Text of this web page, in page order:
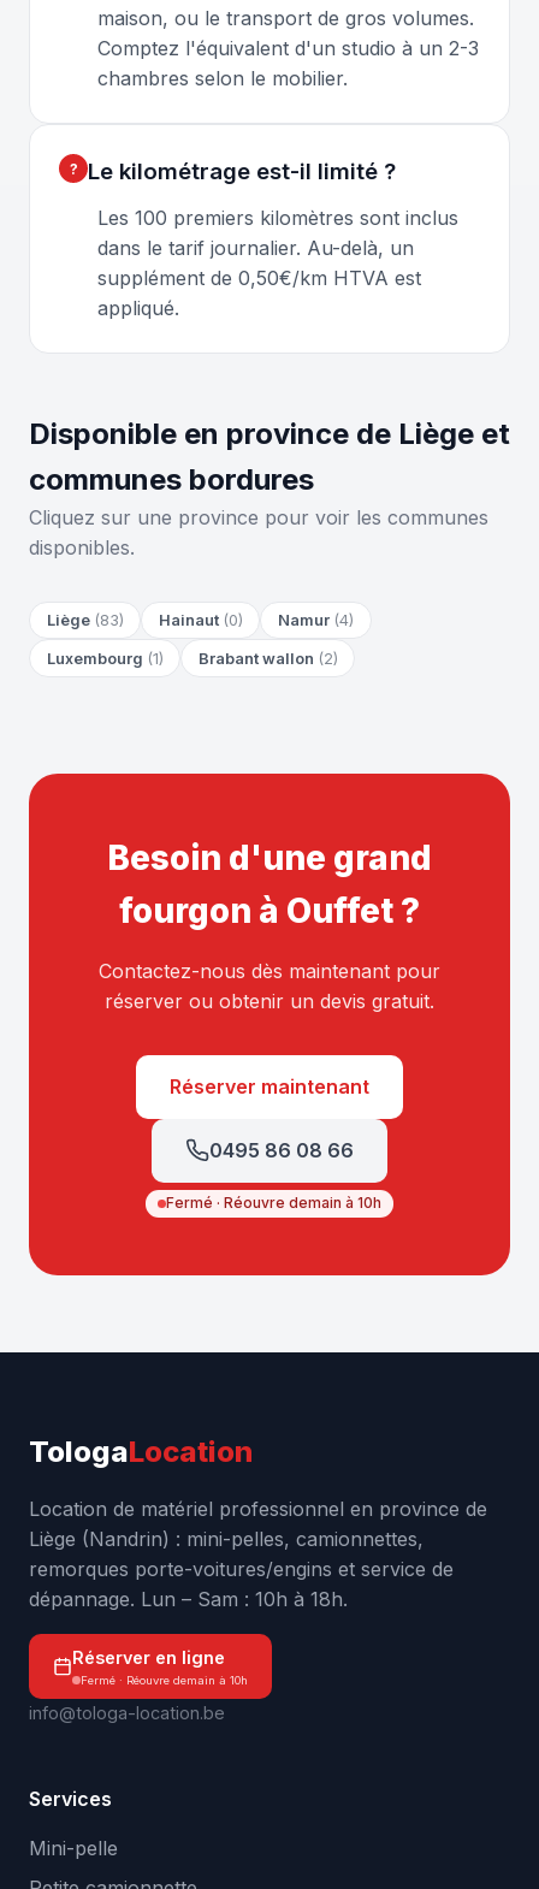
maison, ou le transport de gros volumes.
Comptez l'équivalent d'un studio à un 2-3
chambres selon le mobilier.
Le kilométrage est-il limité ?
Les 100 premiers kilomètres sont inclus
dans le tarif journalier. Au-delà, un
supplément de 0,50€/km HTVA est
appliqué.
Disponible en province de Liège et
communes bordures
Cliquez sur une province pour voir les communes
disponibles.
Liège (83) Hainaut (0) Namur (4)
Luxembourg (1) Brabant wallon (2)
Besoin d'une grand
fourgon à Ouffet ?
Contactez-nous dès maintenant pour
réserver ou obtenir un devis gratuit.
Réserver maintenant
0495 86 08 66
Fermé · Réouvre demain à 10h
TologaLocation
Location de matériel professionnel en province de
Liège (Nandrin) : mini-pelles, camionnettes,
remorques porte-voitures/engins et service de
dépannage. Lun – Sam : 10h à 18h.
Réserver en ligne
Fermé · Réouvre demain à 10h
info@tologa-location.be
Services
Mini-pelle